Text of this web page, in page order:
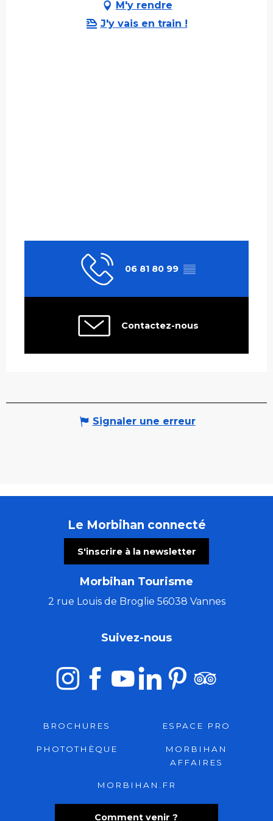
M'y rendre
J'y vais en train !
06 81 80 99 ▒▒
Contactez-nous
Signaler une erreur
Le Morbihan connecté
S'inscrire à la newsletter
Morbihan Tourisme
2 rue Louis de Broglie 56038 Vannes
Comment venir ?
Suivez-nous
BROCHURES ESPACE PRO
PHOTOTHÈQUE
MORBIHAN
AFFAIRES
MORBIHAN.FR